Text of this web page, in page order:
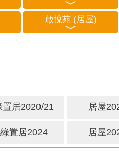
啟悅苑 (居屋)
置居2020/21 居屋
綠置居2024 居屋